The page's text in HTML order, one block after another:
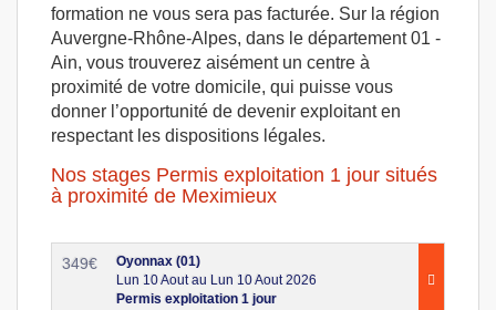
formation ne vous sera pas facturée. Sur la région
Auvergne-Rhône-Alpes, dans le département 01 -
Ain, vous trouverez aisément un centre à
proximité de votre domicile, qui puisse vous
donner l’opportunité de devenir exploitant en
respectant les dispositions légales.
Nos stages Permis exploitation 1 jour situés
à proximité de Meximieux
349€
Oyonnax (01)
Lun 10 Aout au Lun 10 Aout 2026
Permis exploitation 1 jour